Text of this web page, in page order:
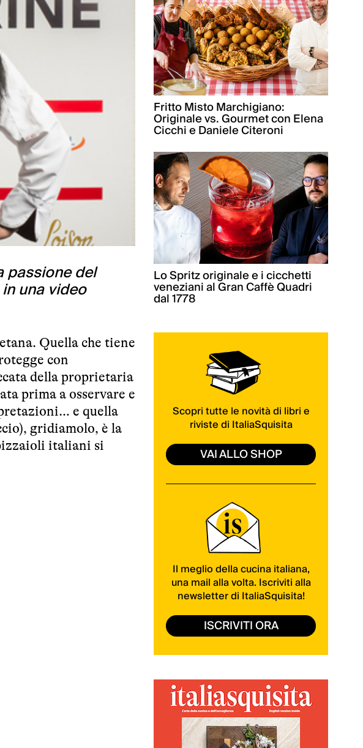
passione del
una video
Quella che tiene
con
della proprietaria
prima a osservare e
e quella
gridiamolo, è la
italiani si
Fritto Misto Marchigiano:
Originale vs. Gourmet con Elena
Cicchi e Daniele Citeroni
Lo Spritz originale e i cicchetti
veneziani al Gran Caffè Quadri
dal 1778
Scopri tutte le novità di libri e
riviste di ItaliaSquisita
VAI ALLO SHOP
Il meglio della cucina italiana,
una mail alla volta. Iscriviti alla
newsletter di ItaliaSquisita!
ISCRIVITI ORA